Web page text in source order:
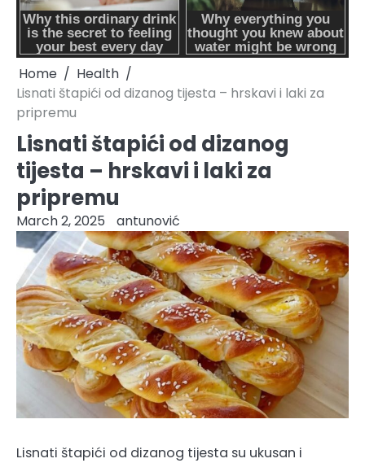
Home
Health
Lisnati štapići od dizanog tijesta – hrskavi i laki za
pripremu
Lisnati štapići od dizanog
tijesta – hrskavi i laki za
pripremu
March 2, 2025 antunović
Lisnati štapići od dizanog tijesta su ukusan i